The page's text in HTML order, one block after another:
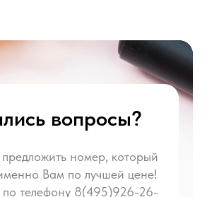
вопросы?
номер, который
Вам по лучшей цене!
по телефону 8(495)926-26-